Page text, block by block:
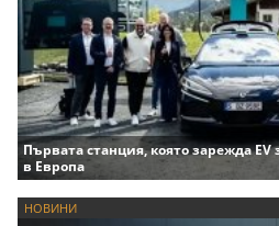
Първата станция, която зарежда
в Европа
НОВИНИ